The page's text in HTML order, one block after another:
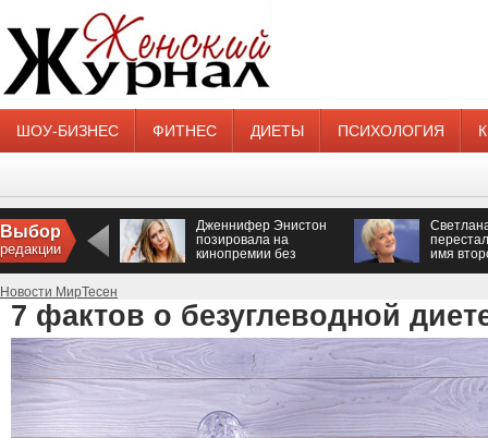
ШОУ-БИЗНЕС ФИТНЕС ДИЕТЫ ПСИХОЛОГИЯ
Выбор
редакции
Дженнифер Энистон
позировала на
кинопремии без
имя
Новости МирТесен
7 фактов о безуглеводной